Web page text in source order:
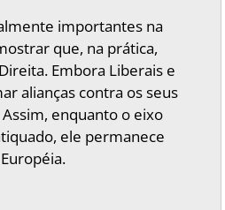
importantes na
que, na prática,
Embora Liberais e
alianças contra os seus
enquanto o eixo
ele permanece